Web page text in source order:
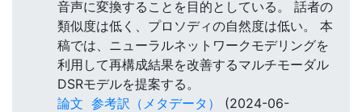
音声に変換することを目的としている。 話者の
類似度は低く、プロソディの自然度は低い。 本
稿では、ニューラルネットワークモデリングを
利用して再構成結果を改善するマルチモーダル
DSRモデルを提案する。
論文 参考訳（メタデータ）
(2024-06-